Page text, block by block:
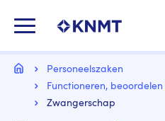
naar
gaanKruimelpad
HomePersoneelszaken
Functioneren,
Zwangerschap